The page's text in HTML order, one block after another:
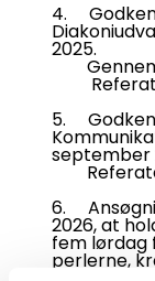
4.
2025.
5.
september
6.
2026, at
fem lørdag
perlerne,